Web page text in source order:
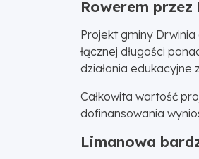
Rowerem przez
Projekt gminy
łącznej długości
działania edukacyjne
Całkowita wartość
dofinansowania
Limanowa